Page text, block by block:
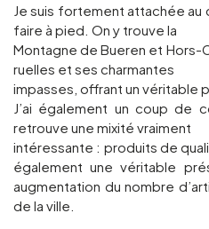
Je suis fortement attachée au
faire à pied. On y trouve la
Montagne de Bueren et Hors-
ruelles et ses charmantes
impasses, offrant un véritable
J’ai également un coup de
retrouve une mixité vraiment
intéressante : produits de
également une véritable
augmentation du nombre
de la ville.